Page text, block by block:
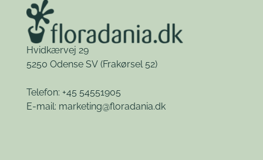
Hvidkærvej 29
5250 Odense SV (Frakørsel 52)
Telefon: +45 54551905
E-mail: marketing@floradania.dk